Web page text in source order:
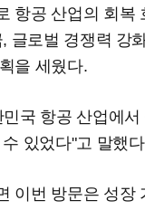
항공 산업의 회복
글로벌 경쟁력 강
을 세웠다.
국 항공 산업에
있었다"고 말했
이번 방문은 성장